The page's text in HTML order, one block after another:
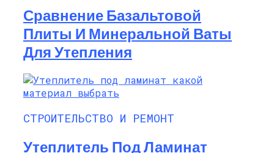
Сравнение Базальтовой
Плиты И Минеральной Ваты
Для Утепления
СТРОИТЕЛЬСТВО И РЕМОНТ
Утеплитель Под Ламинат